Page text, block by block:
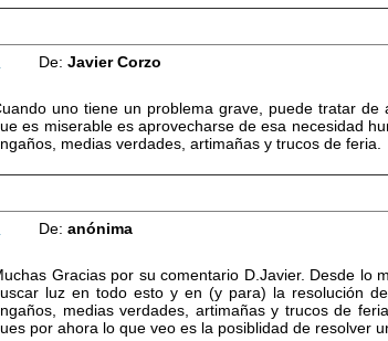
De:Javier Corzo
uno tiene un problema grave, puede tratar
es miserable es aprovecharse de esa necesidad
medias verdades, artimañas y trucos de feria.
De:anónima
Gracias por su comentario D.Javier. Desde lo
luz en todo esto y en (y para) la resolución
medias verdades, artimañas y trucos de
por ahora lo que veo es la posiblidad de resolver